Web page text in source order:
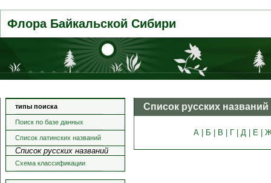
Флора Байкальской Сибири
типы поиска
Поиск по базе данных
Список латинских названий
Список русских названий
Схема классификации
Список русских названий
А | Б | В | Г | Д | Е |